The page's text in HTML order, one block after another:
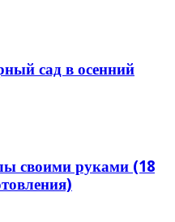
сад в осенний
своими руками (18